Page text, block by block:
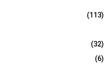
(113)
(32)
(6)